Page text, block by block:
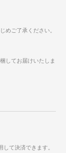
めご了承ください。
してお届けいたしま
して決済できます。